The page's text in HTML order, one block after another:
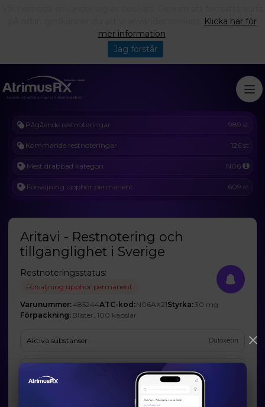
Pågående restnoteringar 989 st
Kommande restnoteringar 126 st
Mest drabbad kategori N06
Försäljning upphör permanent 609 st
Aritavi - Restnotering och
tillgänglighet i Sverige
Restnoteringsstatus:
Försäljning upphör permanent
Varunummer: 485244ATC-kod:N06AX21Styrka:30 mg
Förpackning: Blister, 100 kapslar
Aktiva substanser Duloxetin
Teva B.V. (Ombud: Teva Sweden AB)
Prognos och förväntad tillgänglighet
Klicka här för
mer information
Jag förstår